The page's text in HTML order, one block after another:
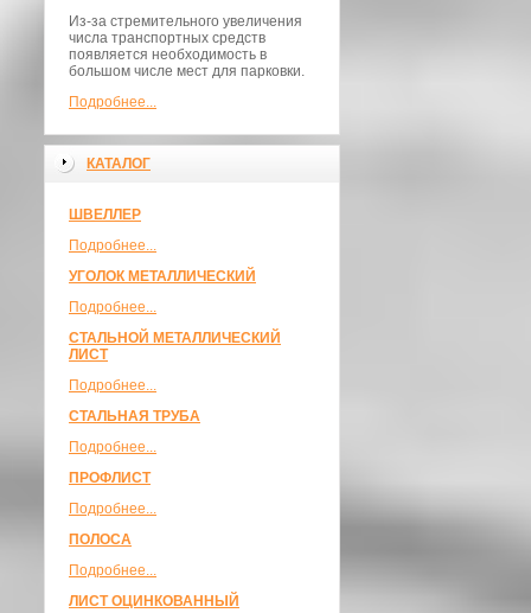
Из-за стремительного увеличения
числа транспортных средств
появляется необходимость в
большом числе мест для парковки.
Подробнее...
КАТАЛОГ
ШВЕЛЛЕР
Подробнее...
УГОЛОК МЕТАЛЛИЧЕСКИЙ
Подробнее...
СТАЛЬНОЙ МЕТАЛЛИЧЕСКИЙ
ЛИСТ
Подробнее...
СТАЛЬНАЯ ТРУБА
Подробнее...
ПРОФЛИСТ
Подробнее...
ПОЛОСА
Подробнее...
ЛИСТ ОЦИНКОВАННЫЙ